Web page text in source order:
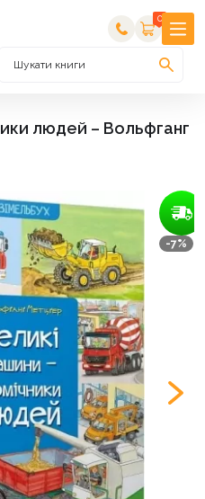
0
Шукати книги
людей – Вольфганг
-7%